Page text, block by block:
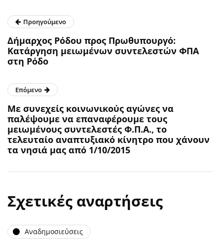
Προηγούμενο
Δήμαρχος Ρόδου προς Πρωθυπουργό:
Κατάργηση μειωμένων συντελεστών ΦΠΑ
στη Ρόδο
Επόμενο
Με συνεχείς κοινωνικούς αγώνες να
παλέψουμε να επαναφέρουμε τους
μειωμένους συντελεστές Φ.Π.Α., το
τελευταίο αναπτυξιακό κίνητρο που χάνουν
τα νησιά μας από 1/10/2015
Σχετικές αναρτήσεις
Αναδημοσιεύσεις